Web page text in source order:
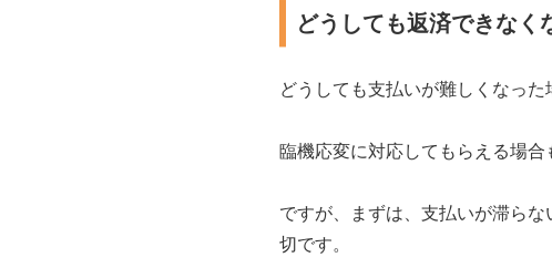
どうしても返済できなく
どうしても支払いが難しくなった
臨機応変に対応してもらえる場
ですが、まずは、支払いが滞ら
切です。